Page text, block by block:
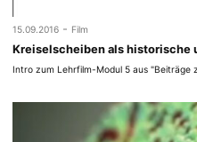
15.09.2016 - Film
Kreiselscheiben als historische
Intro zum Lehrfilm-Modul 5 aus "Beiträge